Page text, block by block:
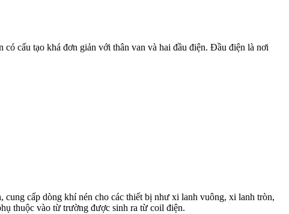
cấu tạo khá đơn giản với thân van và hai đầu điện. Đầu điện là nơi
cấp dòng khí nén cho các thiết bị như xi lanh vuông, xi lanh tròn,
thuộc vào từ trường được sinh ra từ coil điện.